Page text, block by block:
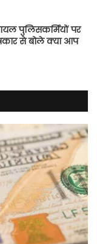
पुलिसकर्मियों पर
से बोले क्या आप